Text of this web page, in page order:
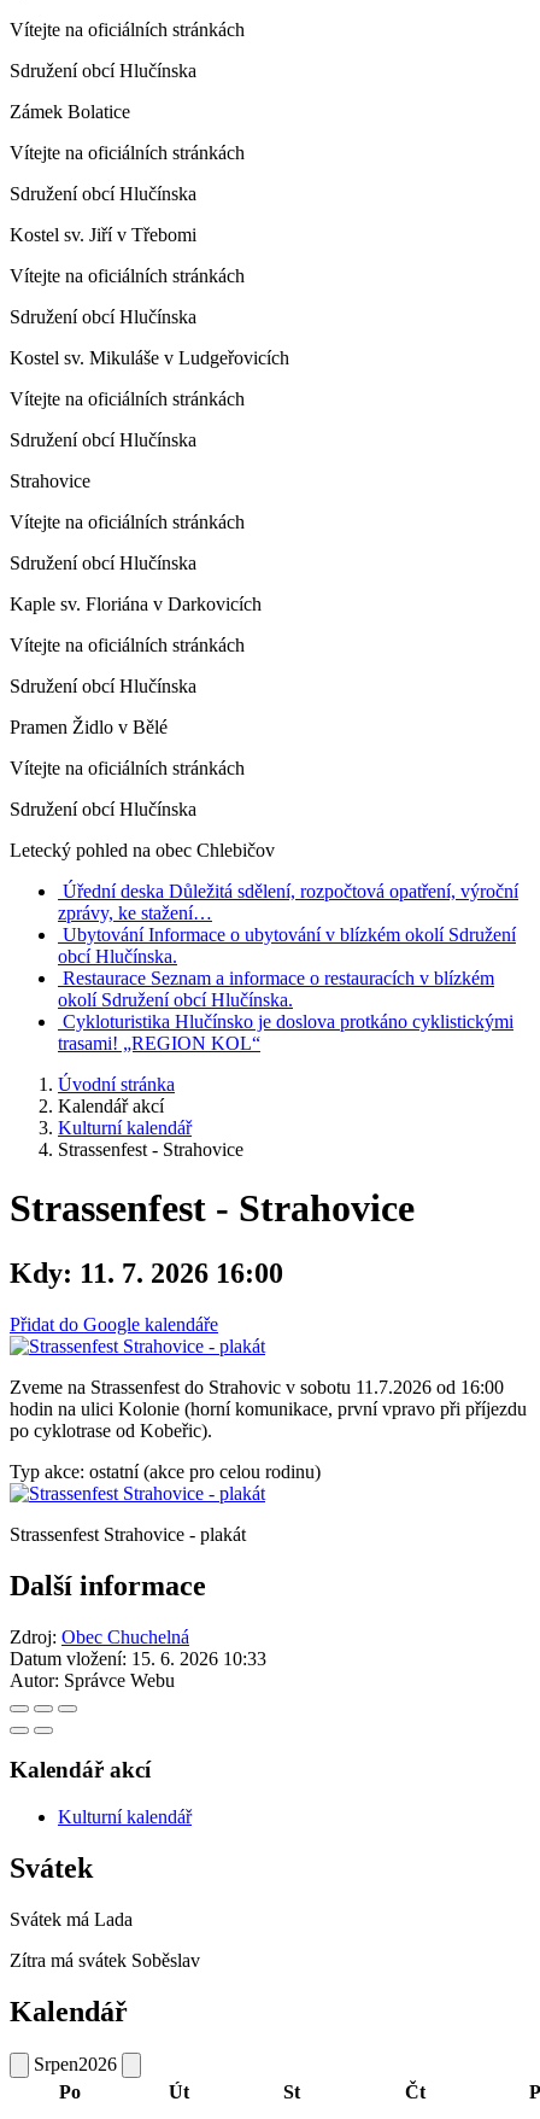
Vítejte na oficiálních stránkách
Sdružení obcí Hlučínska
Zámek Bolatice
Vítejte na oficiálních stránkách
Sdružení obcí Hlučínska
Kostel sv. Jiří v Třebomi
Vítejte na oficiálních stránkách
Sdružení obcí Hlučínska
Kostel sv. Mikuláše v Ludgeřovicích
Vítejte na oficiálních stránkách
Sdružení obcí Hlučínska
Strahovice
Vítejte na oficiálních stránkách
Sdružení obcí Hlučínska
Kaple sv. Floriána v Darkovicích
Vítejte na oficiálních stránkách
Sdružení obcí Hlučínska
Pramen Židlo v Bělé
Vítejte na oficiálních stránkách
Sdružení obcí Hlučínska
Letecký pohled na obec Chlebičov
Úřední deska Důležitá sdělení, rozpočtová opatření, výroční
zprávy, ke stažení…
Ubytování Informace o ubytování v blízkém okolí Sdružení
obcí Hlučínska.
Restaurace Seznam a informace o restauracích v blízkém
okolí Sdružení obcí Hlučínska.
Cykloturistika Hlučínsko je doslova protkáno cyklistickými
trasami! „REGION KOL“
Úvodní stránka
Kalendář akcí
Kulturní kalendář
Strassenfest - Strahovice
Strassenfest - Strahovice
Kdy: 11. 7. 2026 16:00
Přidat do Google kalendáře
Zveme na Strassenfest do Strahovic v sobotu 11.7.2026 od 16:00
hodin na ulici Kolonie (horní komunikace, první vpravo při příjezdu
po cyklotrase od Kobeřic).
Typ akce: ostatní (akce pro celou rodinu)
Strassenfest Strahovice - plakát
Další informace
Zdroj: Obec Chuchelná
Datum vložení: 15. 6. 2026 10:33
Autor: Správce Webu
Kalendář akcí
Kulturní kalendář
Svátek
Svátek má Lada
Zítra má svátek Soběslav
Kalendář
Srpen2026
Po
Út St Čt